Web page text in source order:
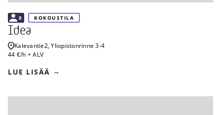
8 KOKOUSTILA
Idea
Kalevantie2, Yliopistonrinne 3-4
44 €/h + ALV
LUE LISÄÄ